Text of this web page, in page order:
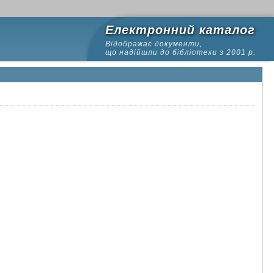
Електронний каталог
Відображає документи,
що надійшли до бібліотеки з 2001 р.